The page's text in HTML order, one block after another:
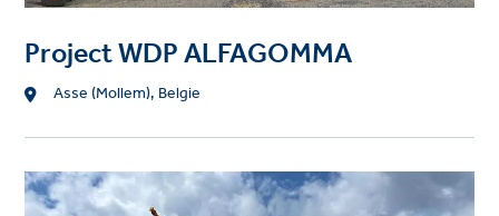
Project WDP ALFAGOMMA
Location
Asse (Mollem), Belgie
Project